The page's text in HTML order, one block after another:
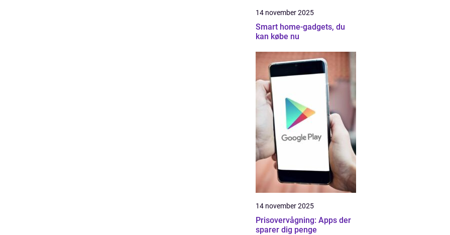
14 november 2025
Smart home-gadgets, du
kan købe nu
14 november 2025
Prisovervågning: Apps der
sparer dig penge